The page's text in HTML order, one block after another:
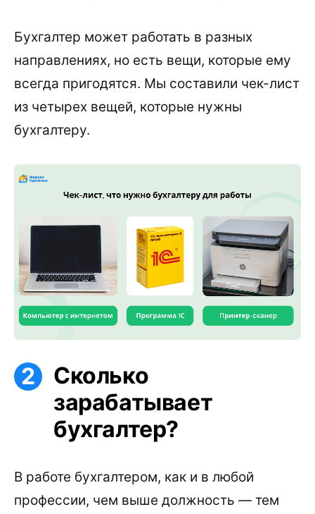
Бухгалтер может работать в разных
направлениях, но есть вещи, которые ему
всегда пригодятся. Мы составили чек-лист
из четырех вещей, которые нужны
бухгалтеру.
Сколько
зарабатывает
бухгалтер?
В работе бухгалтером, как и в любой
профессии, чем выше должность — тем